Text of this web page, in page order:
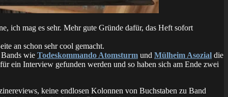
ich mag es sehr. Mehr gute Gründe dafür, das Heft sofort
an schon sehr cool gemacht.
wie Todeskommando Atomsturm und Mülheim Asozial die
ein Interview gefunden werden und so haben sich am Ende zwei
keine endlosen Kolonnen von Buchstaben zu Band